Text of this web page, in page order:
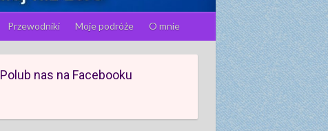
Przewodniki Moje podróże O mnie
Polub nas na Facebooku